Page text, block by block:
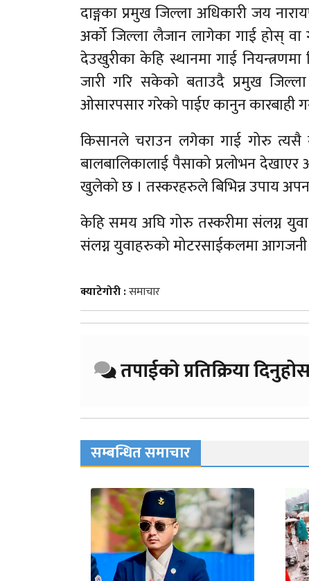
दाङ्गका प्रमुख जिल्ला अधिकारी जय
अर्को जिल्ला लैजान लागेका गाई होस् वा
देउखुरीका केहि स्थानमा गाई
जारी गरि सकेको बताउदै प्रमुख
ओसारपसार गरेको पाईए कानुन कारबाही
किसानले चराउन लगेका गाई गोरु त्यसै
बालबालिकालाई पैसाको प्रलोभन
खुलेको छ । तस्करहरुले बिभिन्न उपाय
केहि समय अघि गोरु तस्करीमा संलग्न
संलग्न युवाहरुको मोटरसाईकलमा
क्याटेगोरी :समाचार
तपाईको प्रतिक्रिया
सम्बन्धित समाचार